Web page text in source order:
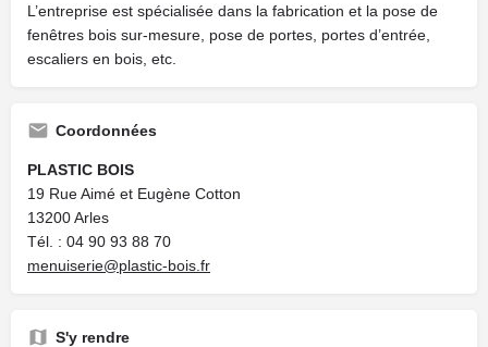
L’entreprise est spécialisée dans la fabrication et la pose de
fenêtres bois sur-mesure, pose de portes, portes d’entrée,
escaliers en bois, etc.
Coordonnées
PLASTIC BOIS
19 Rue Aimé et Eugène Cotton
13200 Arles
Tél. : 04 90 93 88 70
menuiserie@plastic-bois.fr
S'y rendre